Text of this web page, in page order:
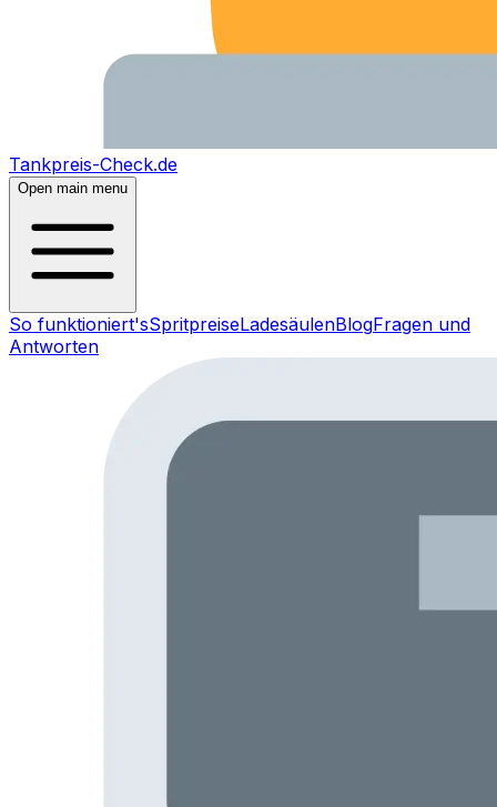
Tankpreis-Check.de
Open main menu
So funktioniert'sSpritpreiseLadesäulenBlogFragen und
Antworten